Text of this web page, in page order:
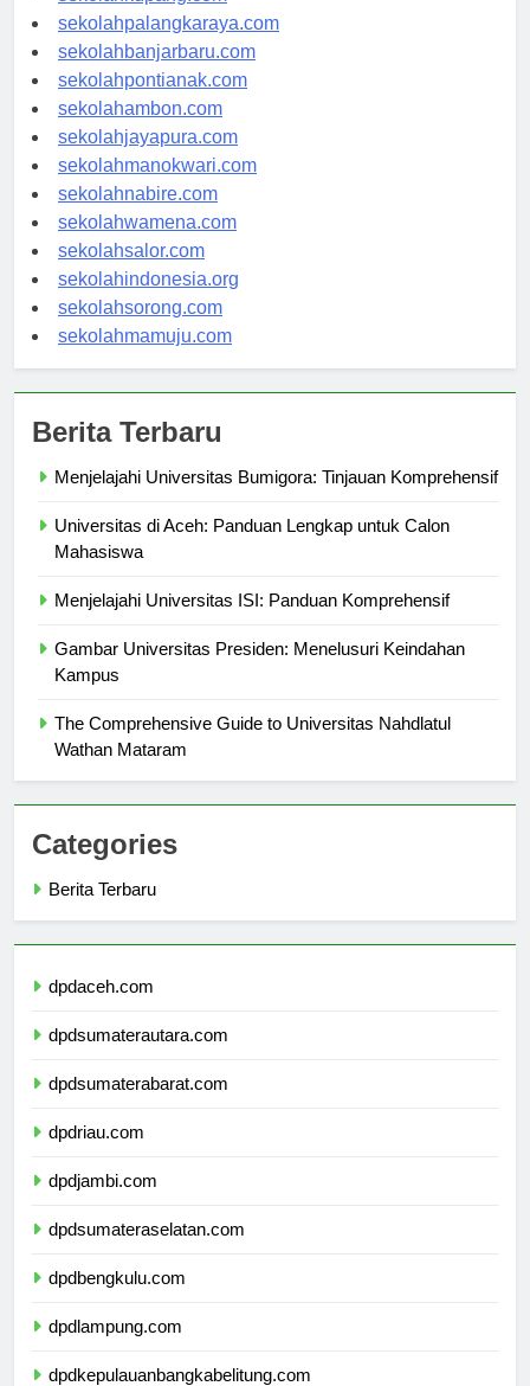
sekolahkupang.com
sekolahpalangkaraya.com
sekolahbanjarbaru.com
sekolahpontianak.com
sekolahambon.com
sekolahjayapura.com
sekolahmanokwari.com
sekolahnabire.com
sekolahwamena.com
sekolahsalor.com
sekolahindonesia.org
sekolahsorong.com
Universitas di Aceh: Panduan Lengkap untuk Calon
Gambar Universitas Presiden: Menelusuri Keindahan
The Comprehensive Guide to Universitas Nahdlatul
Categories